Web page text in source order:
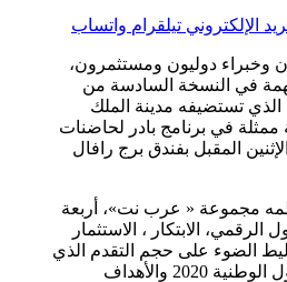
الإلكتروني تيلقرام واتساب
دوليون ومستثمرون،
في النسخة السادسة من
«عرب نت 2017»، الذي تستضيفه مدينة الملك
ممثلة في برنامج بادر لحاضنات
المقبل بفندق برج رافال
مجموعة « عرب نت»، أربعة
الابتكار ، الاستثمار
الضوء على حجم التقدم الذي
تم إحرازه في خطة التحول الوطنية 2020 والأهداف